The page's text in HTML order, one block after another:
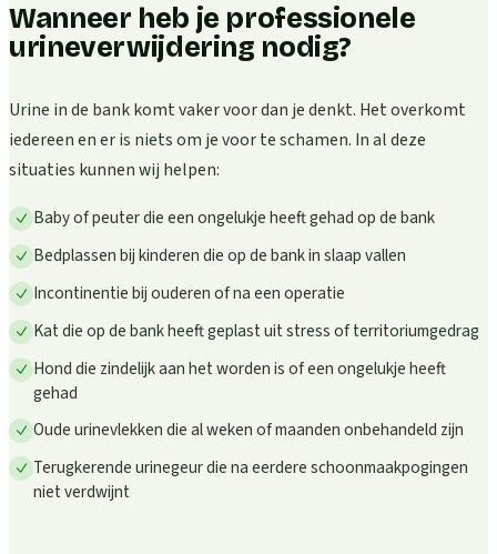
Wanneer heb je professionele
urineverwijdering nodig?
Urine in de bank komt vaker voor dan je denkt. Het overkomt
iedereen en er is niets om je voor te schamen. In al deze
situaties kunnen wij helpen:
Baby of peuter die een ongelukje heeft gehad op de bank
Bedplassen bij kinderen die op de bank in slaap vallen
Incontinentie bij ouderen of na een operatie
Kat die op de bank heeft geplast uit stress of territoriumgedrag
Hond die zindelijk aan het worden is of een ongelukje heeft
gehad
Oude urinevlekken die al weken of maanden onbehandeld zijn
Terugkerende urinegeur die na eerdere schoonmaakpogingen
niet verdwijnt